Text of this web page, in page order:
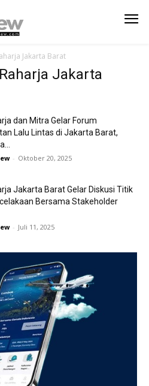
Jakarta Barat
Jakarta
dan Mitra Gelar Forum
Lalu Lintas di Jakarta Barat,
- Oktober 20, 2025
Jakarta Barat Gelar Diskusi Titik
Bersama Stakeholder
- Juli 11, 2025